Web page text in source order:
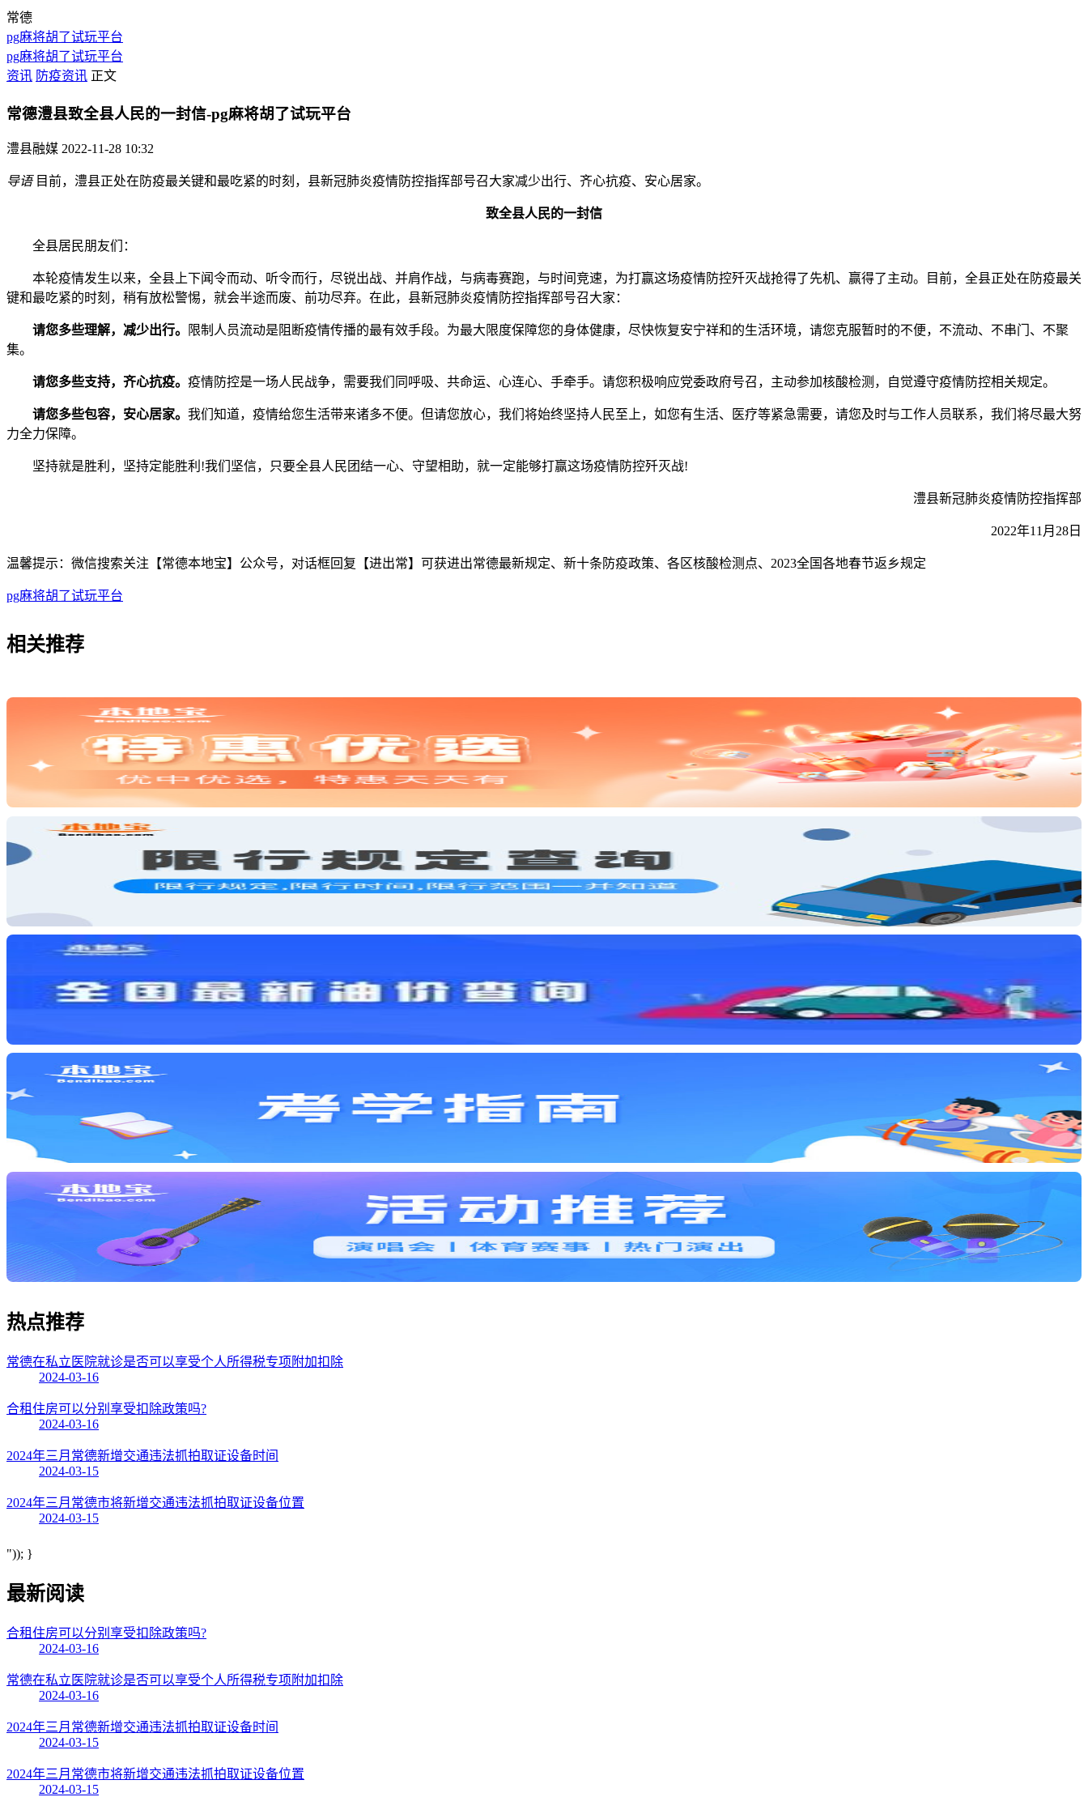
常德
pg麻将胡了试玩平台
pg麻将胡了试玩平台
资讯 防疫资讯 正文
常德澧县致全县人民的一封信-pg麻将胡了试玩平台
澧县融媒 2022-11-28 10:32
导语目前，澧县正处在防疫最关键和最吃紧的时刻，县新冠肺炎疫情防控指挥部号召大家减少出行、齐心抗疫、安心居家。
致全县人民的一封信
全县居民朋友们：
本轮疫情发生以来，全县上下闻令而动、听令而行，尽锐出战、并肩作战，与病毒赛跑，与时间竞速，为打赢这场疫情防控歼灭战抢得了先机、赢得了主动。目前，全县正处在防疫最关
键和最吃紧的时刻，稍有放松警惕，就会半途而废、前功尽弃。在此，县新冠肺炎疫情防控指挥部号召大家：
请您多些理解，减少出行。
限制人员流动是阻断疫情传播的最有效手段。为最大限度保障您的身体健康，尽快恢复安宁祥和的生活环境，请您克服暂时的不便，不流动、不串门、不聚
集。
请您多些支持，齐心抗疫。 疫情防控是一场人民战争，需要我们同呼吸、共命运、心连心、手牵手。请您积极响应党委政府号召，主动参加核酸检测，自觉遵守疫情防控相关规定。
请您多些包容，安心居家。 我们知道，疫情给您生活带来诸多不便。但请您放心，我们将始终坚持人民至上，如您有生活、医疗等紧急需要，请您及时与工作人员联系，我们将尽最大努
力全力保障。
坚持就是胜利，坚持定能胜利!我们坚信，只要全县人民团结一心、守望相助，就一定能够打赢这场疫情防控歼灭战!
澧县新冠肺炎疫情防控指挥部
2022年11月28日
温馨提示：微信搜索关注【常德本地宝】公众号，对话框回复【进出常】可获进出常德最新规定、新十条防疫政策、各区核酸检测点、2023全国各地春节返乡规定
pg麻将胡了试玩平台
相关推荐
热点推荐
常德在私立医院就诊是否可以享受个人所得税专项附加扣除
2024-03-16
合租住房可以分别享受扣除政策吗?
2024-03-16
2024年三月常德新增交通违法抓拍取证设备时间
2024-03-15
2024年三月常德市将新增交通违法抓拍取证设备位置
2024-03-15
")); }
最新阅读
合租住房可以分别享受扣除政策吗?
2024-03-16
常德在私立医院就诊是否可以享受个人所得税专项附加扣除
2024-03-16
2024年三月常德新增交通违法抓拍取证设备时间
2024-03-15
2024年三月常德市将新增交通违法抓拍取证设备位置
2024-03-15